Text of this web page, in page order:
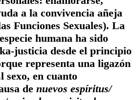
a la convivencia añeja
Funciones Sexuales). La
humana ha sido
justicia desde el principio
representa una ligazón
sexo, en cuanto
de nuevos espíritus/